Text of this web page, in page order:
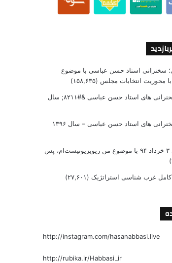
سخنرانی استاد حسن عباسی با موضوع
محوریت انتخابات مجلس (۱۵۸,۶۳۵)
لیست دانلود سخنرانی های استاد حسن عباسی &#۸۲۱۱; سال
های استاد حسن عباسی – سال ۱۳۹۶
دانلود سخنرانی ۳ خرداد ۹۴ با موضوع من ریویزیونیست‌ام، پس
کامل غرب شناسی استراتژیک (۲۷,۶۰۱)
http://instagram.com/hasanabbasi.live
http://rubika.ir/Habbasi_ir